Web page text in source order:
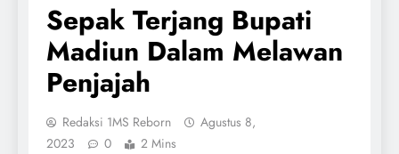
Sepak Terjang Bupati
Madiun Dalam Melawan
Penjajah
Redaksi 1MS Reborn
Agustus 8,
2023
0 2 Mins